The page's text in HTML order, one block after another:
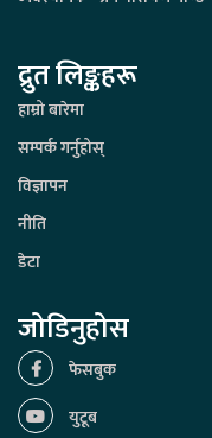
द्रुत लिङ्कहरू
हाम्रो बारेमा
सम्पर्क गर्नुहोस्
विज्ञापन
नीति
डेटा
जोडिनुहोस
फेसबुक
युटूब